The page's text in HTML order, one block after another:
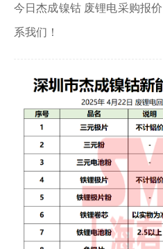
今日杰成镍钴 废锂电采购报
系我们！